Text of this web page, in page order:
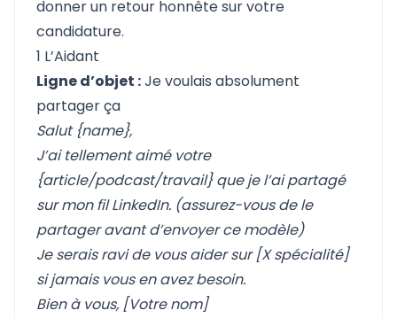
donner un retour honnête sur votre
candidature.
1 L’Aidant
Ligne d’objet :Je voulais absolument
partager ça
Salut {name},
J’ai tellement aimé votre
{article/podcast/travail} que je l’ai partagé
sur mon fil LinkedIn. (assurez-vous de le
partager avant d’envoyer ce modèle)
Je serais ravi de vous aider sur [X spécialité]
si jamais vous en avez besoin.
Bien à vous, [Votre nom]